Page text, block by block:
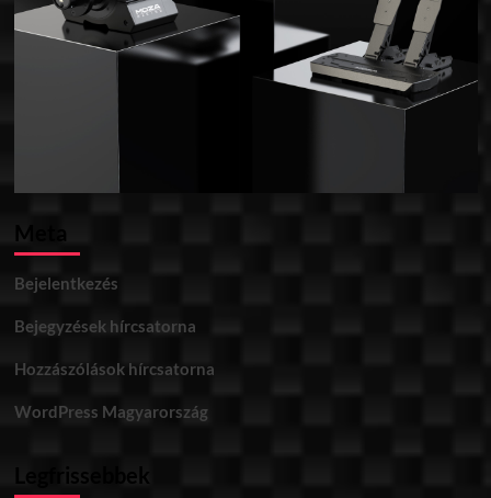
Meta
Bejelentkezés
Bejegyzések hírcsatorna
Hozzászólások hírcsatorna
WordPress Magyarország
Legfrissebbek